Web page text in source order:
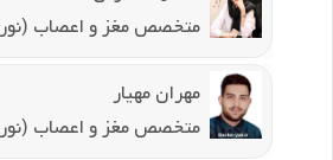
متخصص مغز و اعصاب
مهران مهیار
متخصص مغز و اعصاب